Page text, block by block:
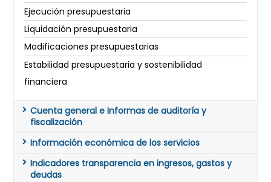
Ejecución presupuestaria
Liquidación presupuestaria
Modificaciones presupuestarias
Estabilidad presupuestaria y sostenibilidad
financiera
Cuenta general e informas de auditoría y
fiscalización
Información económica de los servicios
Indicadores transparencia en ingresos, gastos y
deudas